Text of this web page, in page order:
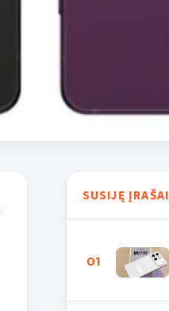
SUSIJĘ ĮRAŠAI
01